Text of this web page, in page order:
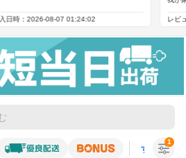
すべての条
1